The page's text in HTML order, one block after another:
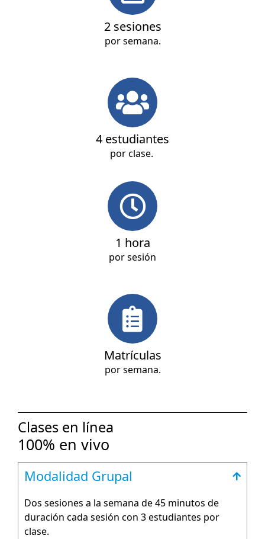
2 sesiones
por semana.
4 estudiantes
por clase.
1 hora
por sesión
Matrículas
por semana.
Clases en línea
100% en vivo
Modalidad Grupal
Dos sesiones a la semana de 45 minutos de
duración cada sesión con 3 estudiantes por
clase.